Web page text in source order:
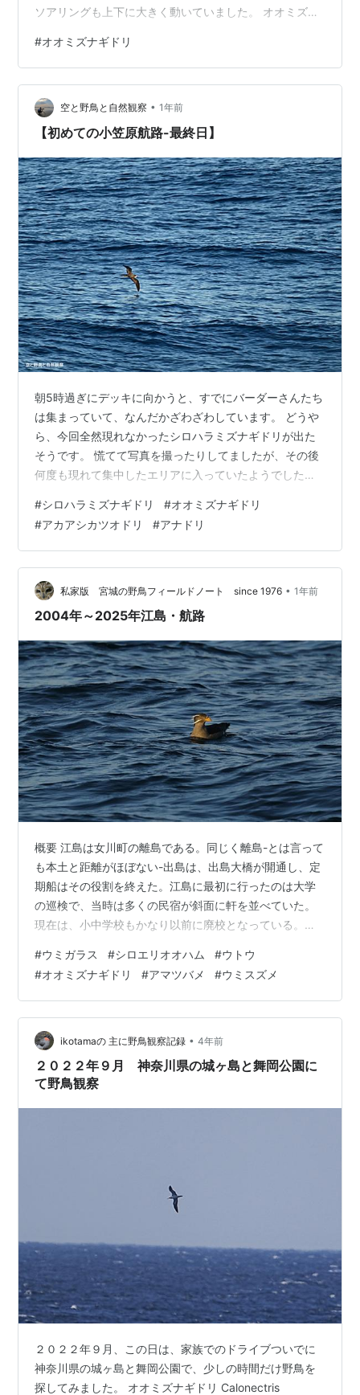
ソアリングも上下に大きく動いていました。 オオミズナ
分となりました。 2025年8月17日 撮影
#オオミズナギドリ
空と野鳥と自然観察 • 1年前
【初めての小笠原航路-最終日】
朝5時過ぎにデッキに向かうと、すでにバーダーさんたち
は集まっていて、なんだかざわざわしています。 どうや
ら、今回全然現れなかったシロハラミズナギドリが出た
そうです。 慌てて写真を撮ったりしてましたが、その後
何度も現れて集中したエリアに入っていたようでした。
変わって来たあたりで、シロハラミズナギドリは確認で
きなくなりました。 単独のアカアシカツオドリが2回現
れたり、写真にはなりませんでしたが、コシジロウミツ
バメも観察できました。 昼食の準備が出来たと船内放送
が流れたのを合図に、観察は終了としました。 初めての
小笠原航路は、初めて見る野鳥ばかりで…
#シロハラミズナギドリ #オオミズナギドリ
#アカアシカツオドリ #アナドリ
私家版 宮城の野鳥フィールドノート since 1976 • 1年前
2004年～2025年江島・航路
概要 江島は女川町の離島である。同じく離島-とは言って
も本土と距離がほぼない-出島は、出島大橋が開通し、定
期船はその役割を終えた。江島に最初に行ったのは大学
の巡検で、当時は多くの民宿が斜面に軒を並べていた。
現在は、小中学校もかなり以前に廃校となっている。島
り、必然的に小鳥も激減している。以前からずっと観察
できる鳥はハヤブサ、ウミネコ、アマツバメでこれは島
で繁殖している。少なくなったのは何といっても小鳥類
で、キビタキ、センダイムシクイ、メジロは、かなり多
かったが、今はあまり見かけない。航路は、海鳥が観察
できる。観察記録に掲載した写真を見れば、昔ほど…
#ウミガラス #シロエリオオハム #ウトウ
#オオミズナギドリ #アマツバメ #ウミスズメ
ikotamaの 主に野鳥観察記録 • 4年前
２０２２年９月 神奈川県の城ヶ島と舞岡公園に
て野鳥観察
２０２２年９月、この日は、家族でのドライブついでに
神奈川県の城ヶ島と舞岡公園で、少しの時間だけ野鳥を
探してみました。 オオミズナギドリ Calonectris